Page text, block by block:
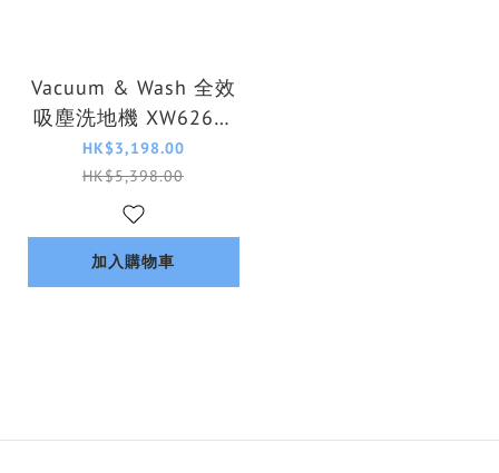
Vacuum & Wash 全效
吸塵洗地機 XW6264/
11
HK$3,198.00
HK$5,398.00
加入購物車